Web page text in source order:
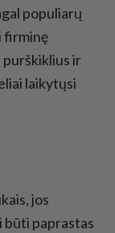
populiarų
firminę
purškiklius ir
laikytųsi
jos
būti paprastas